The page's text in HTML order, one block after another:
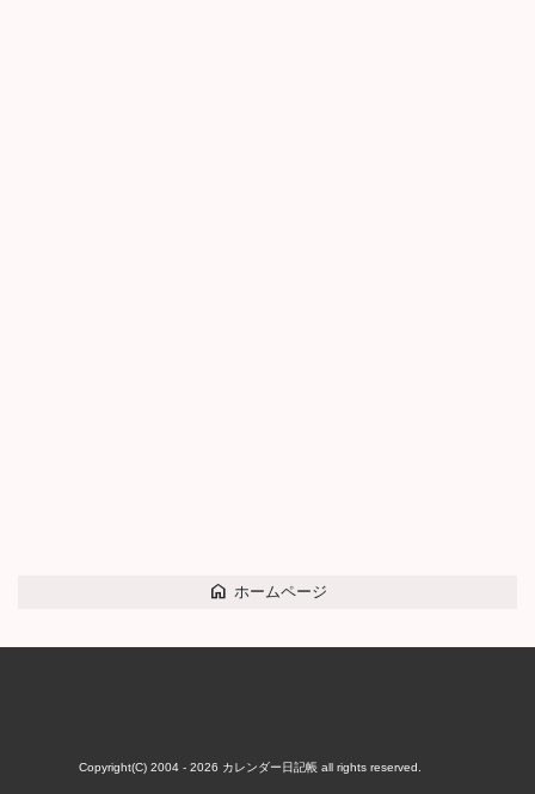
home ホームページ
Copyright(C) 2004 - 2026 カレンダー日記帳all rights reserved.